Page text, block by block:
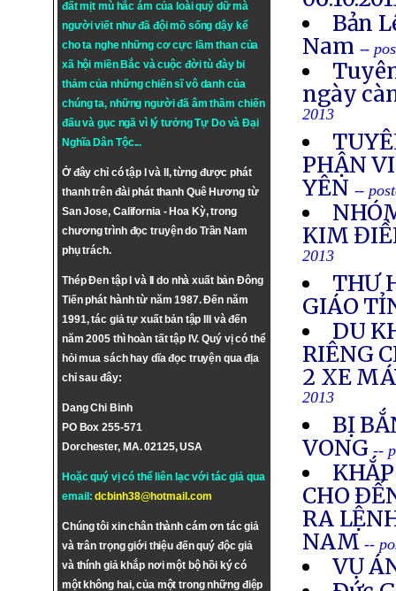
đất mịt mù hắc ám của loài quỷ dữ mà
người viết như đã đội mồ sống dậy kể
cho ta nghe những cơ cực lầm than của
xã hội miền Bắc và cuộc đời tù đày bi
thảm của những chiến sĩ vô danh của
chúng ta, những người đã âm thầm chiến
đấu và gục ngã vì lý tưởngTự DovàĐại
Nghĩa Dân Tộc...
Ở đây chỉ có tập I và II, từng được phát
thanh trên đài phát thanh Quê Hương từ
San Jose, California - Hoa Kỳ, trong
chương trình đọc truyện do Trần Nam
phụ trách.
Thép Đen tập I và II do nhà xuất bản Đông
Tiến phát hành từ năm 1987. Đến năm
1991, tác giả tự xuất bản tập III và đến
năm 2005 thì hoàn tất tập IV. Quý vị có thể
hỏi mua sách hay dĩa đọc truyện qua địa
chỉ sau đây:
Dang Chi Binh
PO Box 255-571
Dorchester, MA. 02125, USA
Hoặc quý vị có thể liên lạc với tác giả qua
email:dcbinh38@hotmail.com
Chúng tôi xin chân thành cám ơn tác giả
và trân trọng giới thiệu đến quý độc giả
và thính giả khắp nơi một bộ hồi ký có
một không hai, của một trong những điệp
Bản
Nam --
ngày
2013
PHẬN
YÊN --
KIM
2013
THƯ
GIÁO
DU
RIÊNG
2 XE
2013
BỊ
VONG --
CHO
RA
NAM--
VỤ